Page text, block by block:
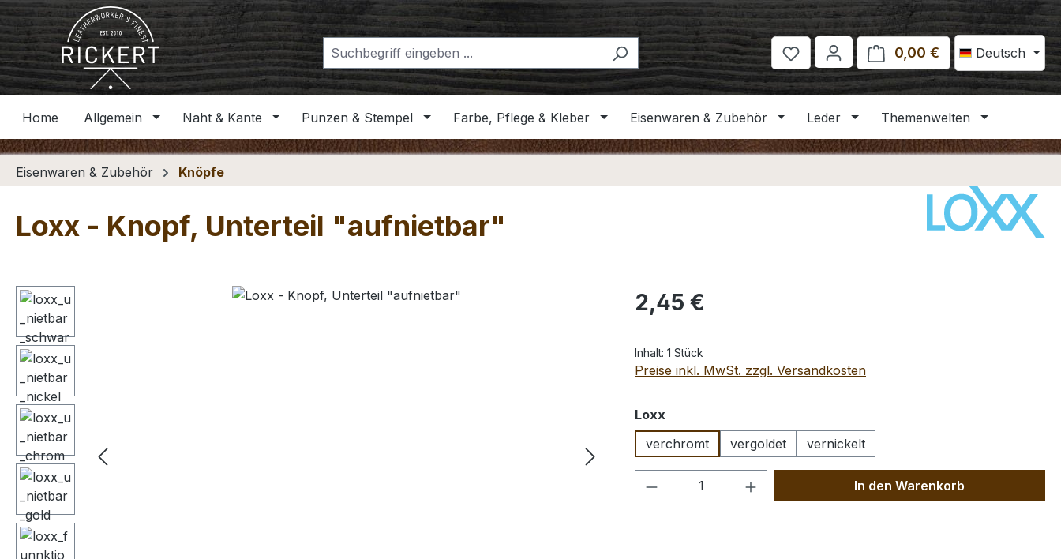
Hauptinhalt springen
Zur Suche springen
Zur Hauptnavigation springen
Deutsch
0,00 € Warenkorb
Home Allgemein Naht & Kante Punzen & Stempel Farbe, Pflege & Kleber Eisenwaren & Zubehör Leder Themenwelten
Eisenwaren & Zubehör Knöpfe
Loxx - Knopf, Unterteil "aufnietbar"
Bildergalerie überspringen Regulärer Preis:
2,45 €
Inhalt: 1 Stück
Preise inkl. MwSt. zzgl. Versandkosten
Loxx
verchromt
vergoldet vernickelt
Produkt Anzahl: Gib den gewünschten Wert
In den Warenkorb